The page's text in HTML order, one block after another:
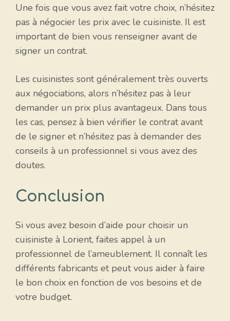
Une fois que vous avez fait votre choix, n’hésitez
pas à négocier les prix avec le cuisiniste. Il est
important de bien vous renseigner avant de
signer un contrat.
Les cuisinistes sont généralement très ouverts
aux négociations, alors n’hésitez pas à leur
demander un prix plus avantageux. Dans tous
les cas, pensez à bien vérifier le contrat avant
de le signer et n’hésitez pas à demander des
conseils à un professionnel si vous avez des
doutes.
Conclusion
Si vous avez besoin d’aide pour choisir un
cuisiniste à Lorient, faites appel à un
professionnel de l’ameublement. Il connaît les
différents fabricants et peut vous aider à faire
le bon choix en fonction de vos besoins et de
votre budget.